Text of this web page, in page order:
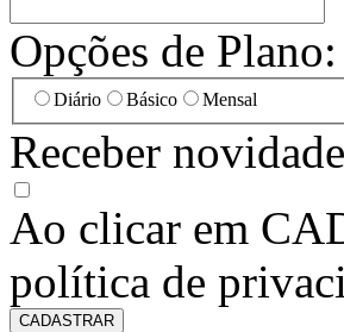
Opções de Plano:
Diário Básico Mensal
Receber
Ao clicar em
política de
CADASTRAR